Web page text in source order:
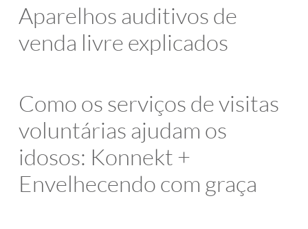
Aparelhos auditivos de
venda livre explicados
Como os serviços de visitas
voluntárias ajudam os
idosos: Konnekt +
Envelhecendo com graça